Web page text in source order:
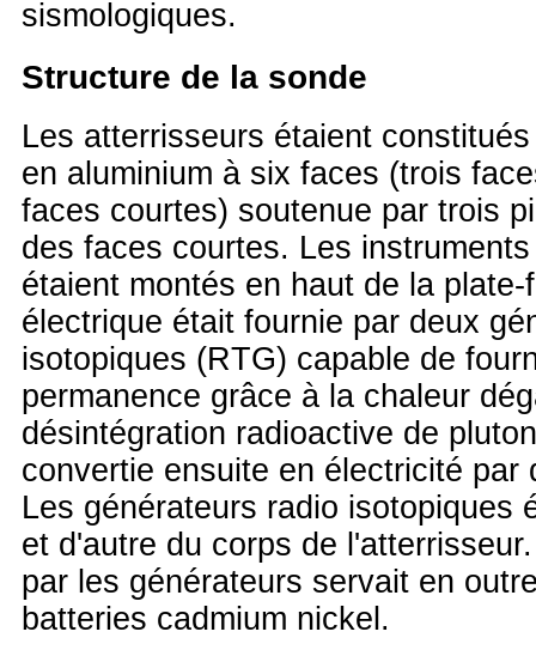
sismologiques.
Structure de la sonde
Les atterrisseurs étaient
en aluminium à six faces (trois
faces courtes) soutenue par trois
des faces courtes. Les
étaient montés en haut de la
électrique était fournie par deux
isotopiques (RTG) capable de
permanence grâce à la chaleur
désintégration radioactive de
convertie ensuite en électricité par
Les générateurs radio isotopiques
et d'autre du corps de
par les générateurs servait en
batteries cadmium nickel.